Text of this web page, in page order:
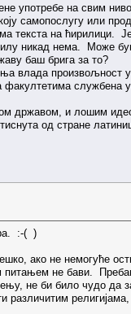
употребе на свим
самопослугу или
текста на ћирилици.
никад нема. Може
баш брига за то?
влада
службена
државом, и лошим
од стране
:-( )
ако не немогуће
не бави.
не би било чудо да
различитим